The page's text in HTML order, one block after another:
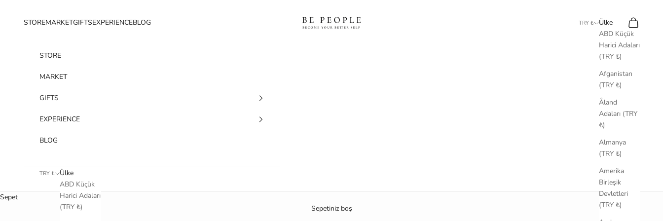
bepeople.co
STOREMARKETGIFTSEXPERIENCEBLOG TRY ₺
Ülke
ABD Küçük
Harici Adaları
(TRY ₺)
Afganistan
(TRY ₺)
Åland
Adaları (TRY
₺)
Almanya
(TRY ₺)
Amerika
Birleşik
Devletleri
(TRY ₺)
Sepet
STORE
MARKET
GIFTS
EXPERIENCE
BLOG
TRY ₺
Ülke
ABD Küçük
Harici Adaları
(TRY ₺)
Sepet
Sepetiniz boş